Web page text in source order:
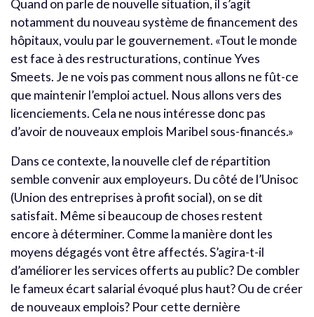
Quand on parle de nouvelle situation, il s’agit
notamment du nouveau système de financement des
hôpitaux, voulu par le gouvernement. «Tout le monde
est face à des restructurations, continue Yves
Smeets. Je ne vois pas comment nous allons ne fût-ce
que maintenir l’emploi actuel. Nous allons vers des
licenciements. Cela ne nous intéresse donc pas
d’avoir de nouveaux emplois Maribel sous-financés.»
Dans ce contexte, la nouvelle clef de répartition
semble convenir aux employeurs. Du côté de l’Unisoc
(Union des entreprises à profit social), on se dit
satisfait. Même si beaucoup de choses restent
encore à déterminer. Comme la manière dont les
moyens dégagés vont être affectés. S’agira-t-il
d’améliorer les services offerts au public? De combler
le fameux écart salarial évoqué plus haut? Ou de créer
de nouveaux emplois? Pour cette dernière